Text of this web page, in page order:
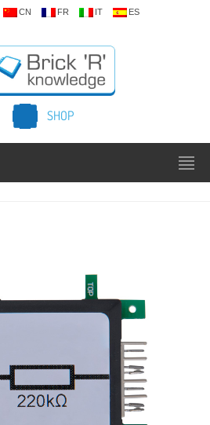
CN FR IT ES
SHOP